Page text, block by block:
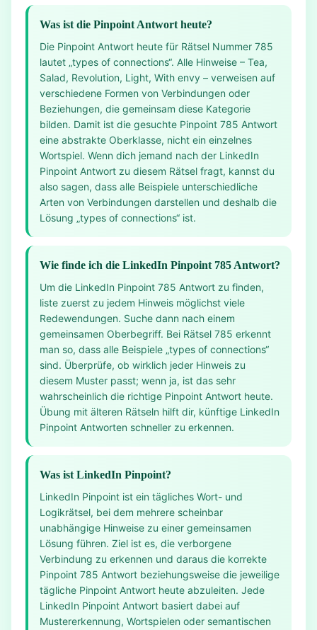
Was ist die Pinpoint Antwort heute?
Die Pinpoint Antwort heute für Rätsel Nummer 785
lautet „types of connections“. Alle Hinweise – Tea,
Salad, Revolution, Light, With envy – verweisen auf
verschiedene Formen von Verbindungen oder
Beziehungen, die gemeinsam diese Kategorie
bilden. Damit ist die gesuchte Pinpoint 785 Antwort
eine abstrakte Oberklasse, nicht ein einzelnes
Wortspiel. Wenn dich jemand nach der LinkedIn
Pinpoint Antwort zu diesem Rätsel fragt, kannst du
also sagen, dass alle Beispiele unterschiedliche
Arten von Verbindungen darstellen und deshalb die
Lösung „types of connections“ ist.
Wie finde ich die LinkedIn Pinpoint 785 Antwort?
Um die LinkedIn Pinpoint 785 Antwort zu finden,
liste zuerst zu jedem Hinweis möglichst viele
Redewendungen. Suche dann nach einem
gemeinsamen Oberbegriff. Bei Rätsel 785 erkennt
man so, dass alle Beispiele „types of connections“
sind. Überprüfe, ob wirklich jeder Hinweis zu
diesem Muster passt; wenn ja, ist das sehr
wahrscheinlich die richtige Pinpoint Antwort heute.
Übung mit älteren Rätseln hilft dir, künftige LinkedIn
Pinpoint Antworten schneller zu erkennen.
Was ist LinkedIn Pinpoint?
LinkedIn Pinpoint ist ein tägliches Wort- und
Logikrätsel, bei dem mehrere scheinbar
unabhängige Hinweise zu einer gemeinsamen
Lösung führen. Ziel ist es, die verborgene
Verbindung zu erkennen und daraus die korrekte
Pinpoint 785 Antwort beziehungsweise die jeweilige
tägliche Pinpoint Antwort heute abzuleiten. Jede
LinkedIn Pinpoint Antwort basiert dabei auf
Mustererkennung, Wortspielen oder semantischen